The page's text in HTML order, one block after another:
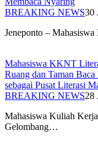
BREAKING NEWS30
Jeneponto –
Mahasiswa KKNT
Ruang dan Taman
sebagai Pusat Literasi
BREAKING NEWS28
Mahasiswa Kuliah
Gelombang…